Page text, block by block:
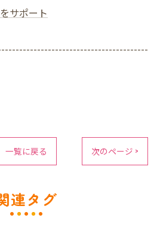
サポート
一覧に戻る 次のページ >
連タグ